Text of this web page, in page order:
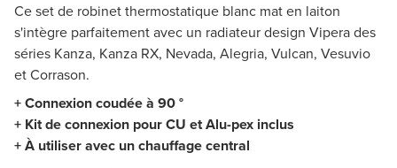
Ce set de robinet thermostatique blanc mat en laiton
s'intègre parfaitement avec un radiateur design Vipera des
séries Kanza, Kanza RX, Nevada, Alegria, Vulcan, Vesuvio
et Corrason.
+ Connexion coudée à 90 °
+ Kit de connexion pour CU et Alu-pex inclus
+ À utiliser avec un chauffage central